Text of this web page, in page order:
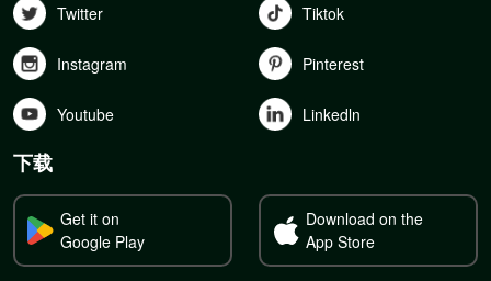
Twitter Tiktok
Instagram Pinterest
Youtube Linkedln
下载
Get it on
Google Play
Download on the
App Store